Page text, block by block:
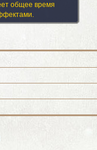
общее время